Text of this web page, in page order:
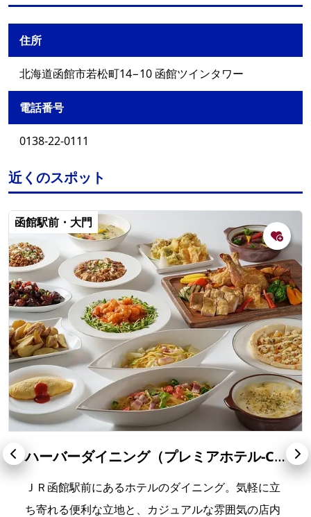
住所
北海道函館市若松町14−10 函館ツインタワー
電話番号
0138-22-0111
近くのスポット
函館駅前・大門
ハーバーダイニング（プレミアホテル-CABIN PRESIDENT-函館）
ＪＲ函館駅前にあるホテルのダイニング。気軽に立
ち寄れる便利な立地と、カジュアルな雰囲気の店内